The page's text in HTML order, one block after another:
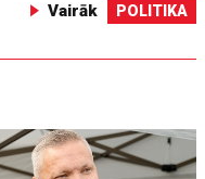
Vairāk POLITIKA